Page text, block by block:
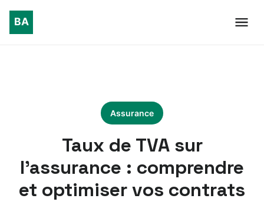
Assurance
Taux de TVA sur
l’assurance : comprendre
et optimiser vos contrats